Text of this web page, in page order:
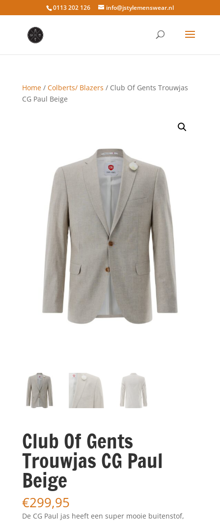
0113 202 126 info@jstylemenswear.nl
Home/ Colberts/ Blazers / Club Of Gents Trouwjas
CG Paul Beige
Club Of Gents
Trouwjas CG Paul
Beige
€299,95
De CG Paul jas heeft een super mooie buitenstof,